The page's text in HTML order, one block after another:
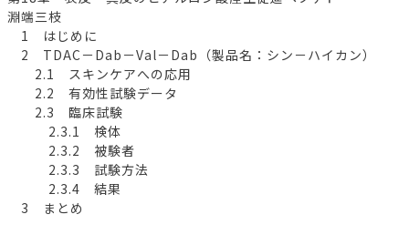
淵端三枝
1 はじめに
2 TDAC－Dab－Val－Dab（製品名：シン－ハイカン）
2.1 スキンケアへの応用
2.2 有効性試験データ
2.3 臨床試験
2.3.1 検体
2.3.2 被験者
2.3.3 試験方法
2.3.4 結果
3 まとめ